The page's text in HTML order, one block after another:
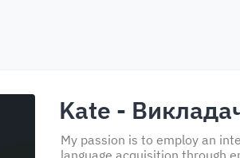
Kate -
My passion is to employ an
language acquisition through